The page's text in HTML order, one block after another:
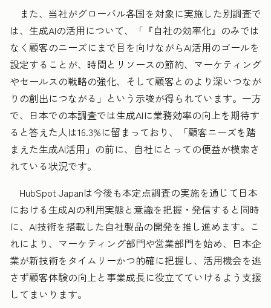
また、当社がグローバル各国を対象に実施した別調査で
は、生成AIの活用について、「『自社の効率化』のみでは
なく顧客のニーズにまで目を向けながらAI活用のゴールを
設定することが、時間とリソースの節約、マーケティング
やセールスの戦略の強化、そして顧客とのより深いつなが
りの創出につながる」という示唆が得られています。一方
で、日本での本調査では生成AIに業務効率の向上を期待す
ると答えた人は16.3%に留まっており、「顧客ニーズを踏
まえた生成AI活用」の前に、自社にとっての便益が模索さ
れている状況です。
HubSpot Japanは今後も本定点調査の実施を通じて日本
における生成AIの利用実態と意識を把握・発信すると同時
に、AI技術を搭載した自社製品の開発を推し進めます。こ
れにより、マーケティング部門や営業部門を始め、日本企
業が新技術をタイムリーかつ的確に把握し、活用機会を逃
さず顧客体験の向上と事業成長に役立てていけるよう支援
してまいります。